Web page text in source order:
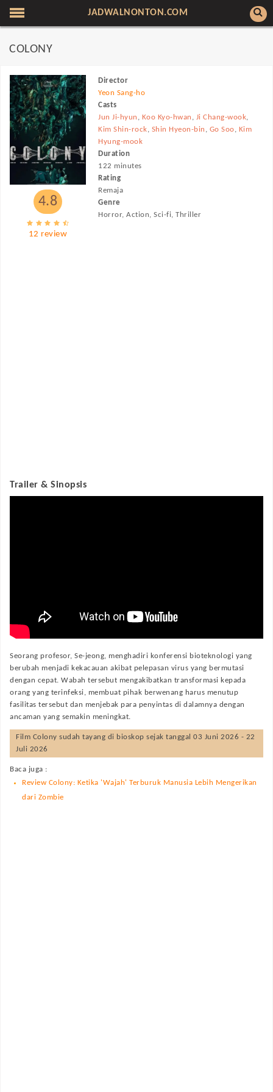
JADWALNONTON.COM
COLONY
4.8
12 review
Director
Yeon Sang-ho
Casts
Jun Ji-hyun , Koo Kyo-hwan , Ji Chang-wook,
Kim Shin-rock, Shin Hyeon-bin , Go Soo, Kim
Hyung-mook
Duration
122 minutes
Rating
Remaja
Genre
Horror, Action, Sci-fi, Thriller
Trailer & Sinopsis
Seorang profesor, Se-jeong, menghadiri konferensi bioteknologi yang
berubah menjadi kekacauan akibat pelepasan virus yang bermutasi
dengan cepat. Wabah tersebut mengakibatkan transformasi kepada
orang yang terinfeksi, membuat pihak berwenang harus menutup
fasilitas tersebut dan menjebak para penyintas di dalamnya dengan
ancaman yang semakin meningkat.
Film Colony sudah tayang di bioskop sejak tanggal 03 Juni 2026 - 22
Juli 2026
Baca juga :
Review Colony: Ketika 'Wajah' Terburuk Manusia Lebih Mengerikan
dari Zombie